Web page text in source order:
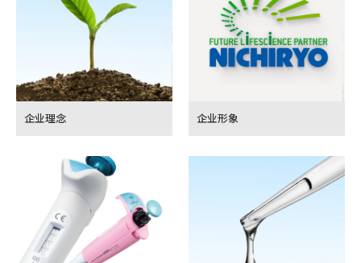
企业理念 企业形象